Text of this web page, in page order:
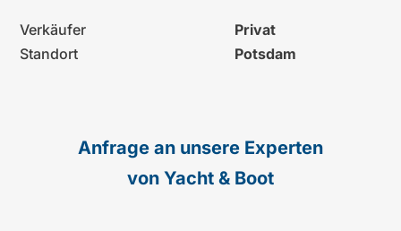
Verkäufer
Privat
Standort
Potsdam
Anfrage an unsere Experten
von Yacht & Boot